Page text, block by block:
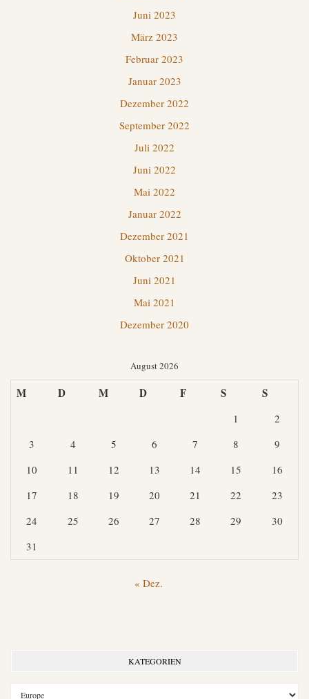
Juni 2023
März 2023
Februar 2023
Januar 2023
Dezember 2022
September 2022
Juli 2022
Juni 2022
Mai 2022
Januar 2022
Dezember 2021
Oktober 2021
Juni 2021
Mai 2021
Dezember 2020
August 2026
M D M D F S S
1
2
3
4 5 6 7 8
9
10
11 12 13 14 15
16
17
18 19 20 21 22
23
24
25 26 27 28 29
30
31
« Dez.
KATEGORIEN
Kategorien